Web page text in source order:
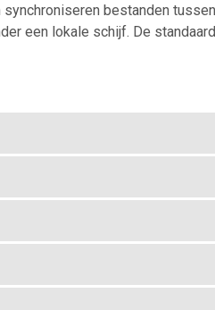
bestanden
een lokale schijf. De